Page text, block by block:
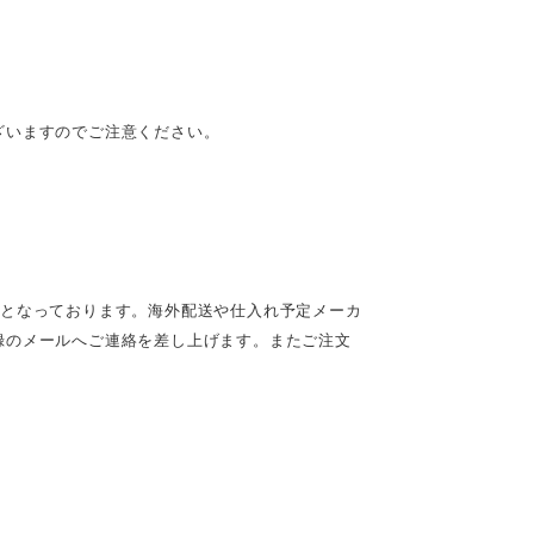
ますのでご注意ください。
なっております。海外配送や仕入れ予定メーカ
メールへご連絡を差し上げます。またご注文